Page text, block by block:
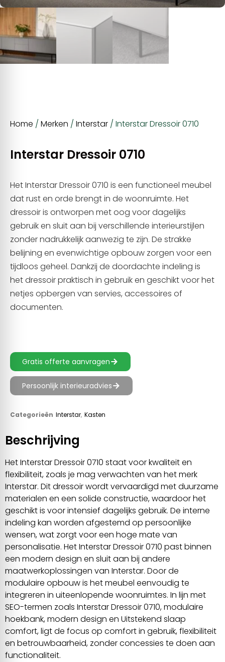
Home / Merken / Interstar / Interstar Dressoir 0710
Interstar Dressoir 0710
Het Interstar Dressoir 0710 is een functioneel meubel
dat rust en orde brengt in de woonruimte. Het
dressoir is ontworpen met oog voor dagelijks
gebruik en sluit aan bij verschillende interieurstijlen
zonder nadrukkelijk aanwezig te zijn. De strakke
belijning en evenwichtige opbouw zorgen voor een
tijdloos geheel. Dankzij de doordachte indeling is
het dressoir praktisch in gebruik en geschikt voor het
netjes opbergen van servies, accessoires of
documenten.
Gratis offerte aanvragen
Persoonlijk interieuradvies
Categorieën Interstar, Kasten
Beschrijving
Het Interstar Dressoir 0710 staat voor kwaliteit en
flexibiliteit, zoals je mag verwachten van het merk
Interstar. Dit dressoir wordt vervaardigd met duurzame
materialen en een solide constructie, waardoor het
geschikt is voor intensief dagelijks gebruik. De interne
indeling kan worden afgestemd op persoonlijke
wensen, wat zorgt voor een hoge mate van
personalisatie. Het Interstar Dressoir 0710 past binnen
een modern design en sluit aan bij andere
maatwerkoplossingen van Interstar. Door de
modulaire opbouw is het meubel eenvoudig te
integreren in uiteenlopende woonruimtes. In lijn met
SEO-termen zoals Interstar Dressoir 0710, modulaire
hoekbank, modern design en Uitstekend slaap
comfort, ligt de focus op comfort in gebruik, flexibiliteit
en betrouwbaarheid, zonder concessies te doen aan
functionaliteit.